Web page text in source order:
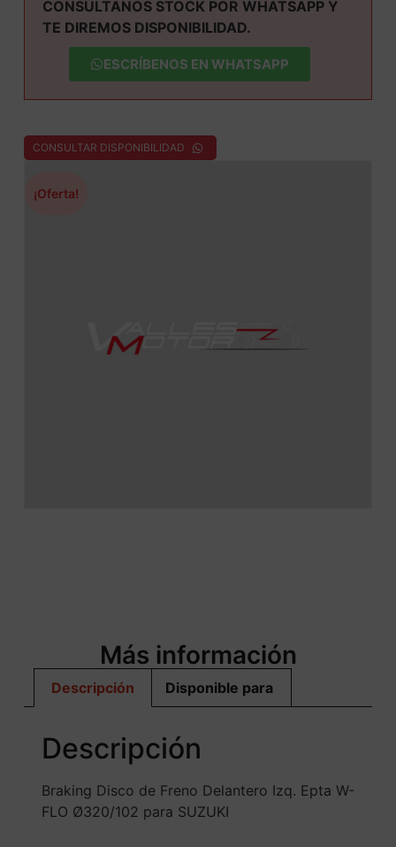
CONSÚLTANOS STOCK POR WHATSAPP Y
TE DIREMOS DISPONIBILIDAD.
ESCRÍBENOS EN WHATSAPP
CONSULTAR DISPONIBILIDAD
¡Oferta!
Más información
Descripción Disponible para
Descripción
Braking Disco de Freno Delantero Izq. Epta W-
FLO Ø320/102 para SUZUKI